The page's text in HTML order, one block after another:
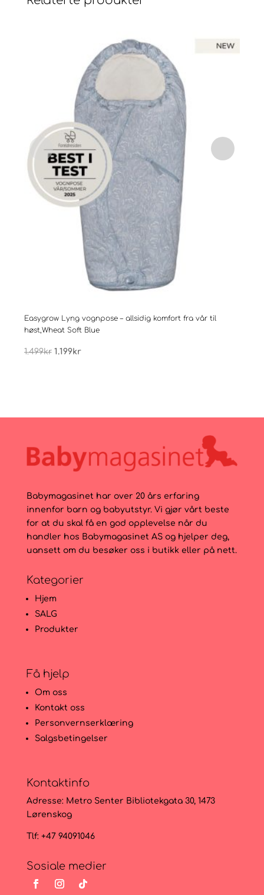
Easygrow Lyng vognpose – allsidig komfort fra vår til
høst,Wheat Soft Blue
1.499kr Opprinnelig
1.199krNåværende
Babymagasinet har over 20 års erfaring
innenfor barn og babyutstyr. Vi gjør vårt beste
for at du skal få en god opplevelse når du
handler hos Babymagasinet AS og hjelper deg,
uansett om du besøker oss i butikk eller på nett.
Kategorier
Hjem
SALG
Produkter
Få hjelp
Om oss
Kontakt oss
Personvernserklæring
Salgsbetingelser
Kontaktinfo
Adresse: Metro Senter Bibliotekgata 30, 1473
Lørenskog
Tlf: +47 94091046
Sosiale medier